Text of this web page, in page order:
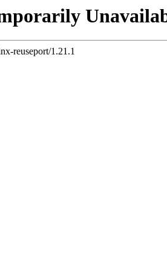
reuseport/1.21.1